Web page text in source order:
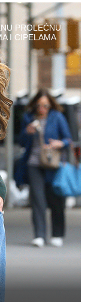
PROLEĆNU
I CIPELAMA